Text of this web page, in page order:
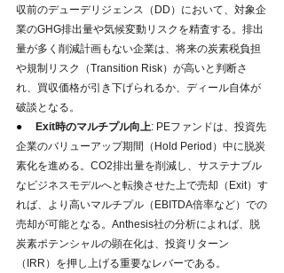
収前のデューデリジェンス（DD）において、対象企
業のGHG排出量や気候変動リスクを精査する。排出
量が多く削減計画もない企業は、将来の炭素税負担
や規制リスク（Transition Risk）が高いと判断さ
れ、買収価格が引き下げられるか、ディール自体が
破談となる。
● Exit時のマルチプル向上: PEファンドは、投資先
企業のバリューアップ期間（Hold Period）中に脱炭
素化を進める。CO2排出量を削減し、サステナブル
なビジネスモデルへと転換させた上で売却（Exit）す
れば、より高いマルチプル（EBITDA倍率など）での
売却が可能となる。Anthesis社の分析によれば、脱
炭素ポテンシャルの顕在化は、投資リターン
（IRR）を押し上げる重要なレバーである。